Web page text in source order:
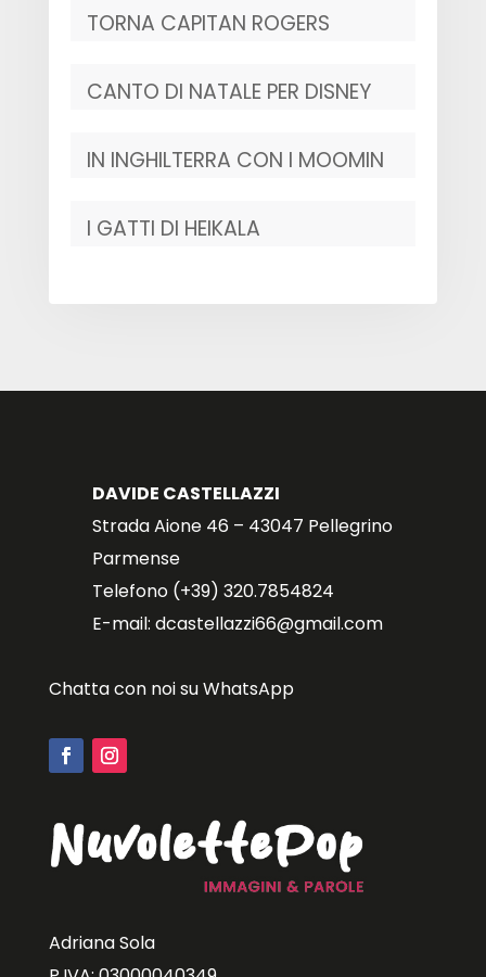
TORNA CAPITAN ROGERS
CANTO DI NATALE PER DISNEY
IN INGHILTERRA CON I MOOMIN
I GATTI DI HEIKALA
DAVIDE CASTELLAZZI
Strada Aione 46 – 43047 Pellegrino
Parmense
Telefono (+39) 320.7854824
E-mail: dcastellazzi66@gmail.com
Chatta con noi su WhatsApp
Adriana Sola